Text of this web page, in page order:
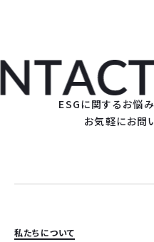
ESGに関するお悩み
お気軽にお問
私たちについて